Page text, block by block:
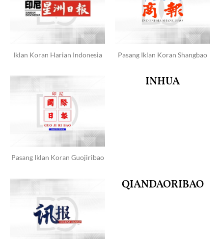
Iklan Koran Harian Indonesia Pasang Iklan Koran Shangbao
Pasang Iklan Koran Guojiribao
INHUA
QIANDAORIBAO